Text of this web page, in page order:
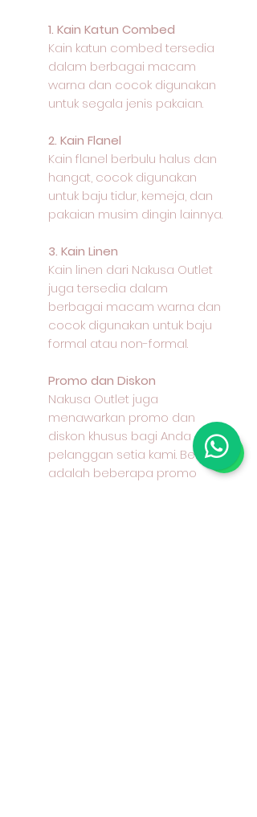
1. Kain Katun Combed
Kain katun combed tersedia
dalam berbagai macam
warna dan cocok digunakan
untuk segala jenis pakaian.
2. Kain Flanel
Kain flanel berbulu halus dan
hangat, cocok digunakan
untuk baju tidur, kemeja, dan
pakaian musim dingin lainnya.
3. Kain Linen
Kain linen dari Nakusa Outlet
juga tersedia dalam
berbagai macam warna dan
cocok digunakan untuk baju
formal atau non-formal.
Promo dan Diskon
Nakusa Outlet juga
menawarkan promo dan
diskon khusus bagi Anda
pelanggan setia kami. Berikut
adalah beberapa promo